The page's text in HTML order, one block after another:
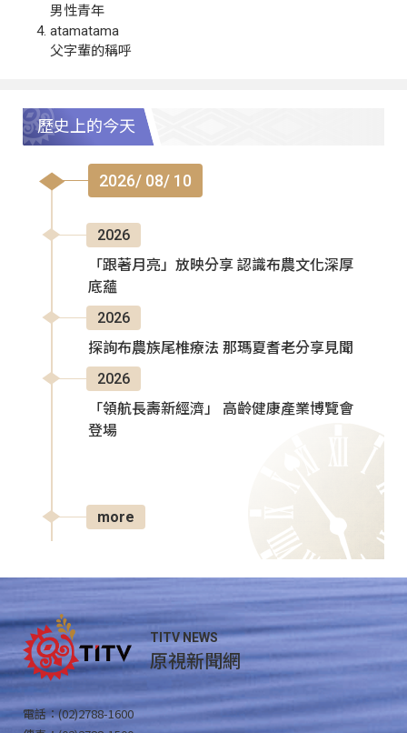
男性青年
atamatama
父字輩的稱呼
歷史上的今天
2026/ 08/ 10
2026
「跟著月亮」放映分享 認識布農文化深厚
底蘊
2026
探詢布農族尾椎療法 那瑪夏耆老分享見聞
2026
「領航長壽新經濟」 高齡健康產業博覽會
登場
more
TITV NEWS
原視新聞網
電話：(02)2788-1600